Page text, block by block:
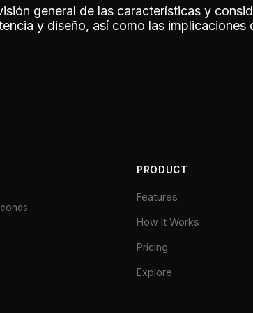
general de las características y
y diseño, así como las implicaciones
PRODUCT
Features
How It Works
Pricing
Explore